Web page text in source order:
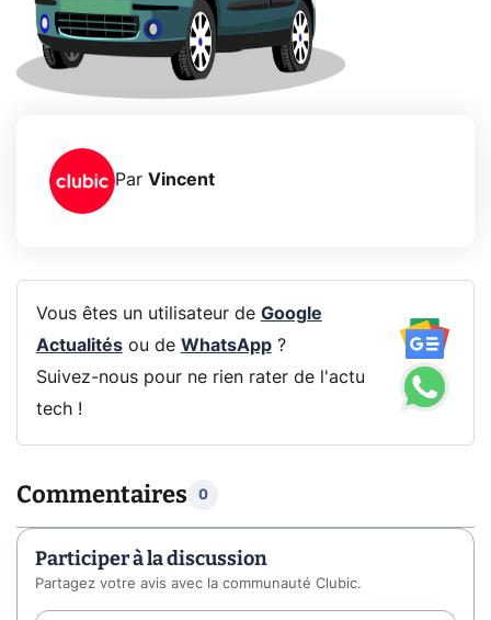
Par Vincent
Vous êtes un utilisateur de Google
Actualitésou de WhatsApp?
Suivez-nous pour ne rien rater de l'actu
tech !
Commentaires 0
Participer à la discussion
Partagez votre avis avec la communauté Clubic.